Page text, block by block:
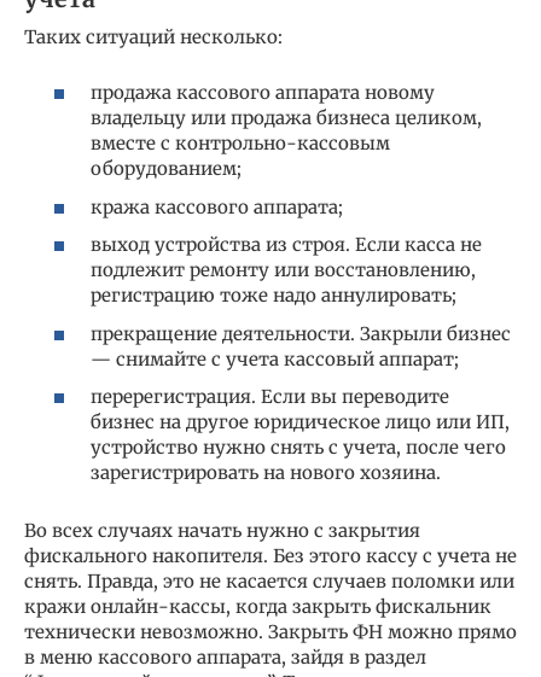
Таких ситуаций несколько:
продажа кассового аппарата новому
владельцу или продажа бизнеса целиком,
вместе с контрольно-кассовым
оборудованием;
кража кассового аппарата;
выход устройства из строя. Если касса не
подлежит ремонту или восстановлению,
регистрацию тоже надо аннулировать;
прекращение деятельности. Закрыли бизнес
— снимайте с учета кассовый аппарат;
перерегистрация. Если вы переводите
бизнес на другое юридическое лицо или ИП,
устройство нужно снять с учета, после чего
зарегистрировать на нового хозяина.
Во всех случаях начать нужно с закрытия
фискального накопителя. Без этого кассу с учета не
снять. Правда, это не касается случаев поломки или
кражи онлайн-кассы, когда закрыть фискальник
технически невозможно. Закрыть ФН можно прямо
в меню кассового аппарата, зайдя в раздел